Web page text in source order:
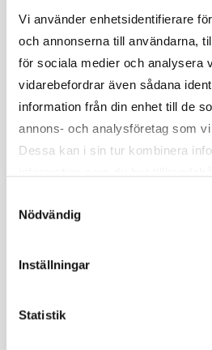
Vi använder enhetsidentifierare
och annonserna till användarna,
för sociala medier och analysera
vidarebefordrar även sådana
information från din enhet till de
annons- och analysföretag som
Dessa kan i sin tur kombinera
Nödvändig
Inställningar
Statistik
Material, Mått & Vikt
Rostfritt stål, ABS.
Volym Plunta: 200 ml.
Tryck
Tryckmetod(er)
Tryckyta